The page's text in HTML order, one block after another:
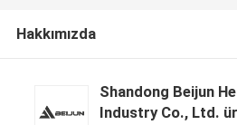
Hakkımızda
Shandong Beijun
Industry Co., Ltd.